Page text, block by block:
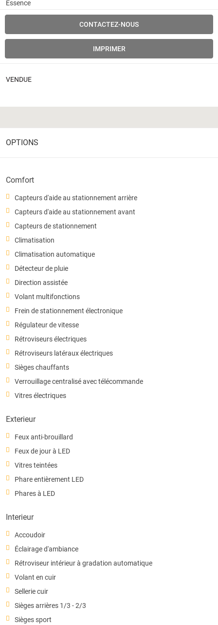
Essence
CONTACTEZ-NOUS
IMPRIMER
VENDUE
OPTIONS
Comfort
Capteurs d'aide au stationnement arrière
Capteurs d'aide au stationnement avant
Capteurs de stationnement
Climatisation
Climatisation automatique
Détecteur de pluie
Direction assistée
Volant multifonctions
Frein de stationnement électronique
Régulateur de vitesse
Rétroviseurs électriques
Rétroviseurs latéraux électriques
Sièges chauffants
Verrouillage centralisé avec télécommande
Vitres électriques
Exterieur
Feux anti-brouillard
Feux de jour à LED
Vitres teintées
Phare entièrement LED
Phares à LED
Interieur
Accoudoir
Éclairage d'ambiance
Rétroviseur intérieur à gradation automatique
Volant en cuir
Sellerie cuir
Sièges arrières 1/3 - 2/3
Sièges sport